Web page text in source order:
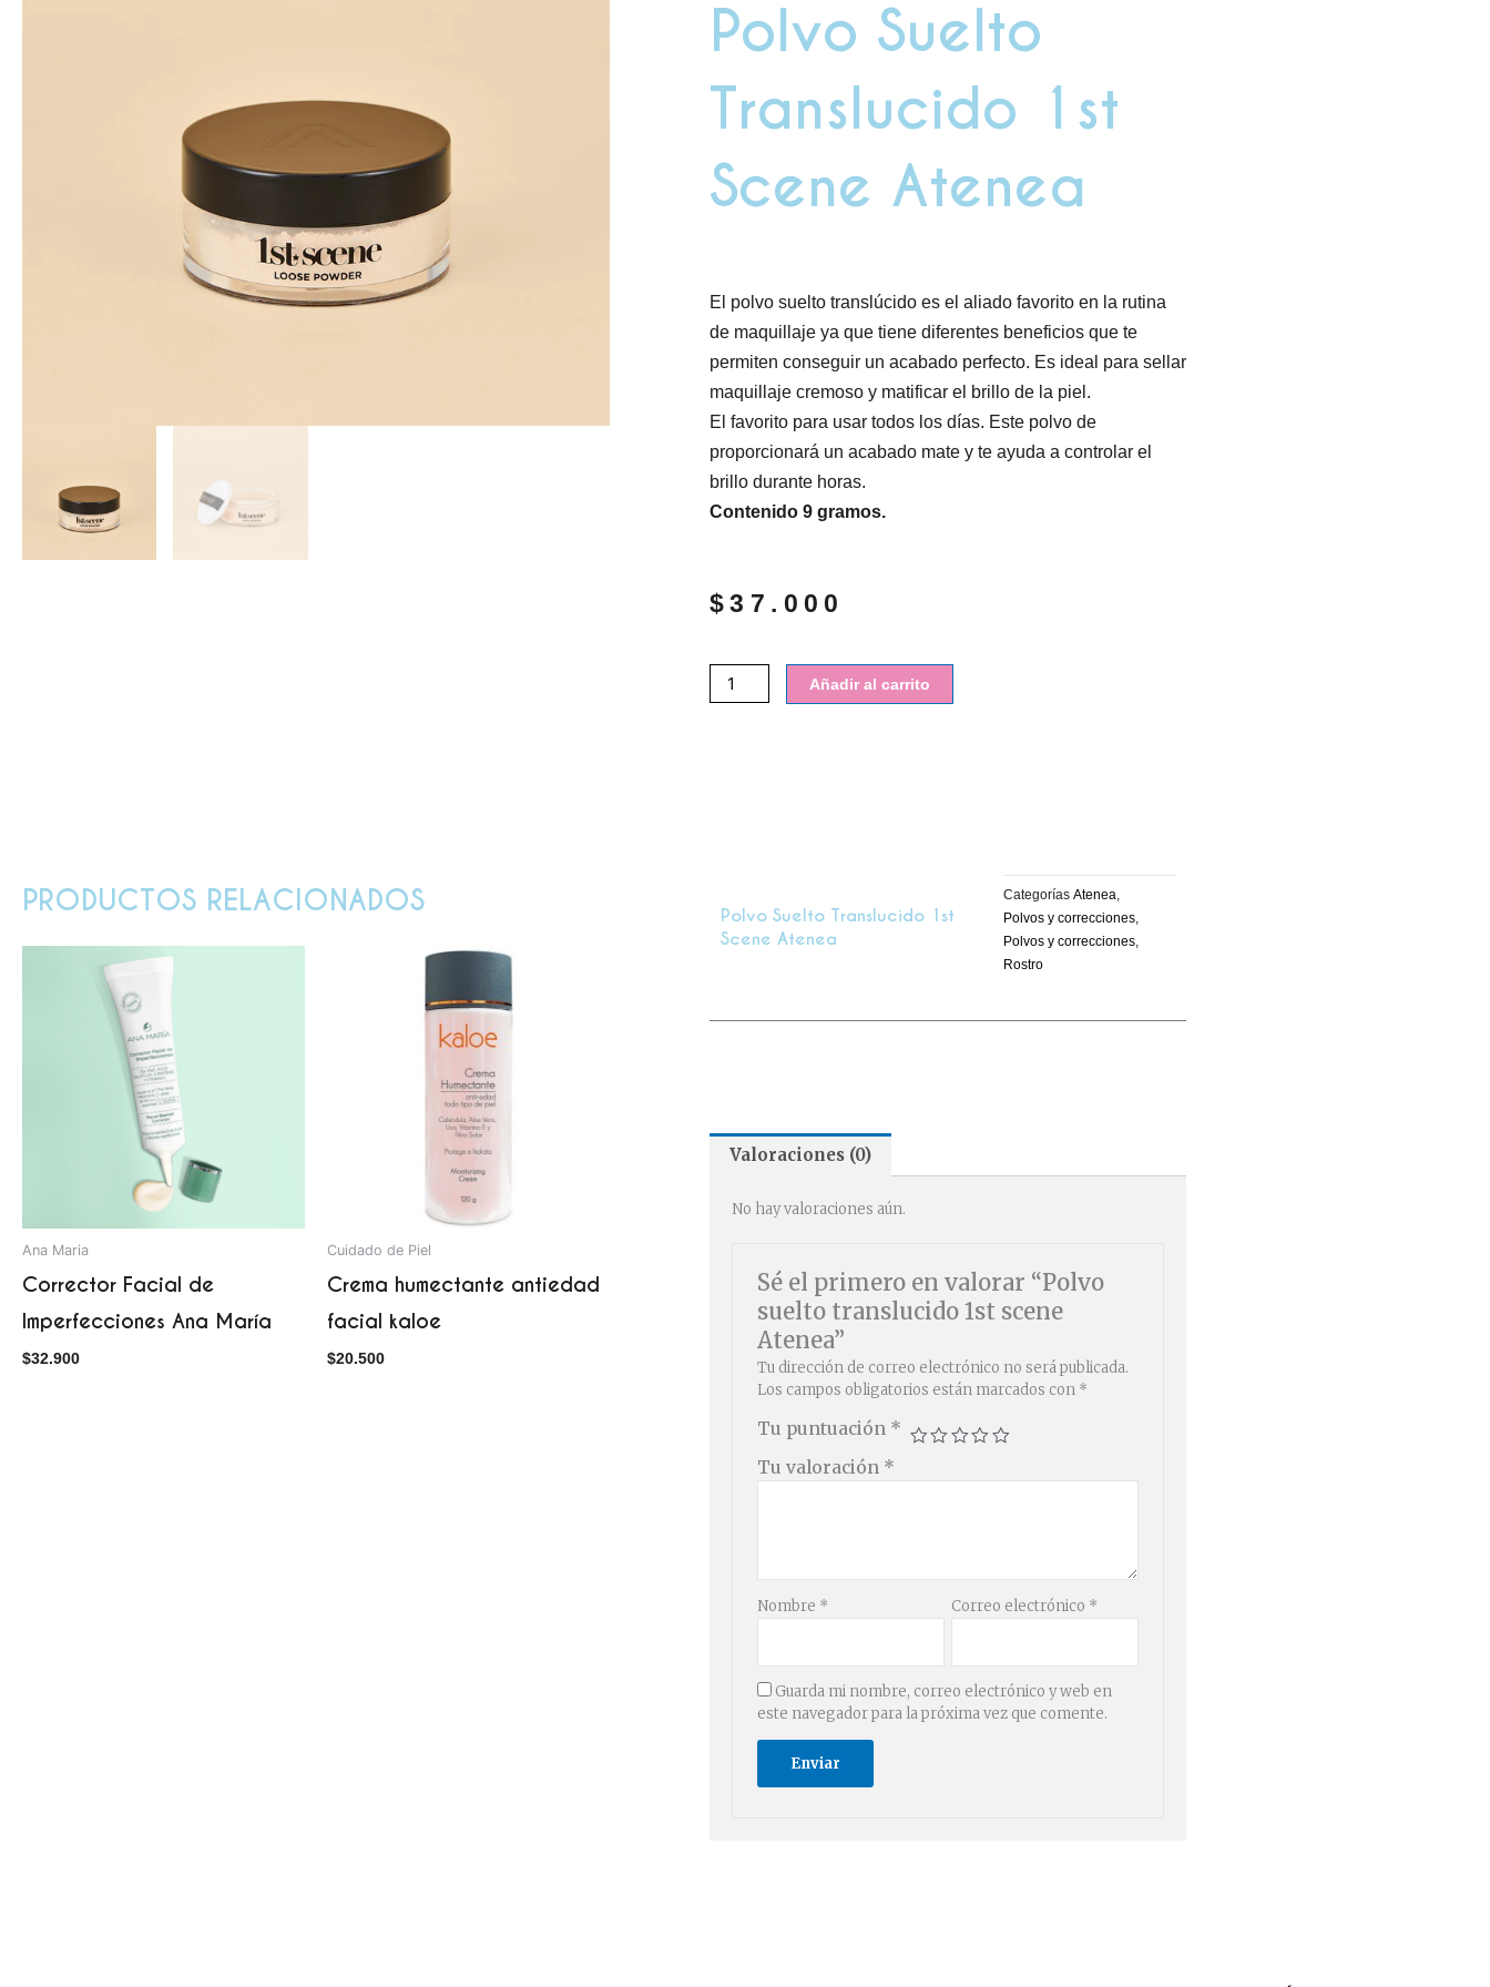
Polvo Suelto
Translucido 1st
Scene Atenea
El polvo suelto translúcido es el aliado favorito en la rutina
de maquillaje ya que tiene diferentes beneficios que te
permiten conseguir un acabado perfecto. Es ideal para sellar
maquillaje cremoso y matificar el brillo de la piel.
El favorito para usar todos los días. Este polvo de
proporcionará un acabado mate y te ayuda a controlar el
brillo durante horas.
Contenido 9 gramos.
$37.000
Polvo
suelto
Añadir al carrito
PRODUCTOS RELACIONADOS
Ana Maria
Corrector Facial de
Imperfecciones Ana María
$32.900
Cuidado de Piel
Crema humectante antiedad
facial kaloe
$20.500
Polvo Suelto Translucido 1st
Scene Atenea
Categorías Atenea
Polvos y correcciones,
Polvos y correcciones,
Rostro
Valoraciones (0)
No hay valoraciones aún.
Sé el primero en valorar “Polvo
suelto translucido 1st scene
Atenea”
Tu dirección de correo electrónico no será publicada.
Los campos obligatorios están marcados con *
Tu puntuación *
Tu valoración *
Nombre * Correo electrónico *
Guarda mi nombre, correo electrónico y web en
este navegador para la próxima vez que comente.